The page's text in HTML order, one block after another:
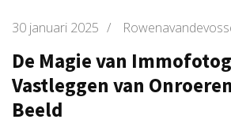
30 januari 2025 /
De Magie van
Vastleggen van
Beeld